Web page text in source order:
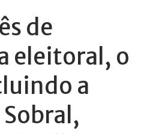
de
eleitoral, o
a